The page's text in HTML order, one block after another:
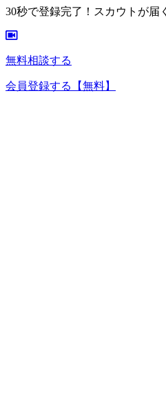
30秒で登録完了！スカウトが届
無料相談する
会員登録する 【無料】